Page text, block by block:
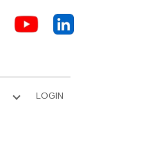
Apri
LOGIN